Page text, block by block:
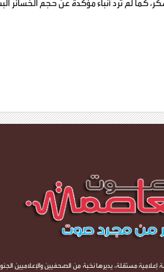
كما لم ترد أنباء مؤكدة عن حجم الخسائر
مستقلة، يديرها نخبة من الصحفيين والإعلاميين